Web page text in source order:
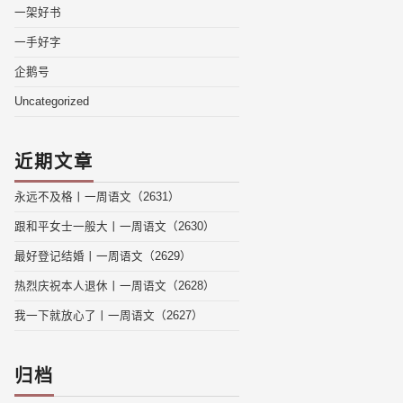
一架好书
一手好字
企鹅号
Uncategorized
近期文章
永远不及格丨一周语文（2631）
跟和平女士一般大丨一周语文（2630）
最好登记结婚丨一周语文（2629）
热烈庆祝本人退休丨一周语文（2628）
我一下就放心了丨一周语文（2627）
归档